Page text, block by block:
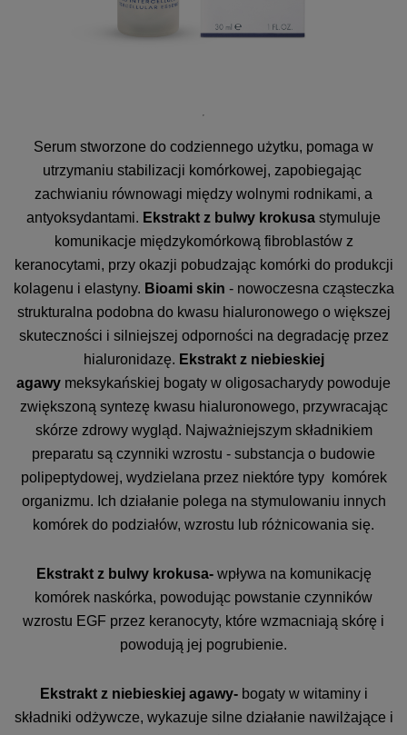
Serum stworzone do codziennego użytku, pomaga w
utrzymaniu stabilizacji komórkowej, zapobiegając
zachwianiu równowagi między wolnymi rodnikami, a
antyoksydantami. Ekstrakt z bulwy krokusa stymuluje
komunikacje międzykomórkową fibroblastów z
keranocytami, przy okazji pobudzając komórki do produkcji
kolagenu i elastyny. Bioami skin - nowoczesna cząsteczka
strukturalna podobna do kwasu hialuronowego o większej
skuteczności i silniejszej odporności na degradację przez
hialuronidazę. Ekstrakt z niebieskiej
agawy meksykańskiej bogaty w oligosacharydy powoduje
zwiększoną syntezę kwasu hialuronowego, przywracając
skórze zdrowy wygląd. Najważniejszym składnikiem
preparatu są czynniki wzrostu - substancja o budowie
polipeptydowej, wydzielana przez niektóre typy komórek
organizmu. Ich działanie polega na stymulowaniu innych
komórek do podziałów, wzrostu lub różnicowania się.
Ekstrakt z bulwy krokusa- wpływa na komunikację
komórek naskórka, powodując powstanie czynników
wzrostu EGF przez keranocyty, które wzmacniają skórę i
powodują jej pogrubienie.
Ekstrakt z niebieskiej agawy- bogaty w witaminy i
składniki odżywcze, wykazuje silne działanie nawilżające i